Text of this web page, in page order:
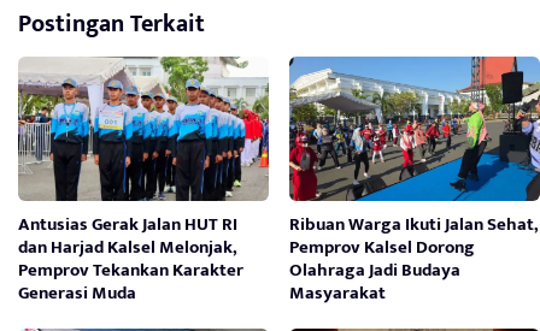
Postingan Terkait
Antusias Gerak Jalan HUT RI
dan Harjad Kalsel Melonjak,
Pemprov Tekankan Karakter
Generasi Muda
Ribuan Warga Ikuti Jalan Sehat,
Pemprov Kalsel Dorong
Olahraga Jadi Budaya
Masyarakat